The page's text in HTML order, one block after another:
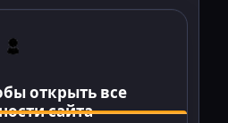
открыть все
сайта